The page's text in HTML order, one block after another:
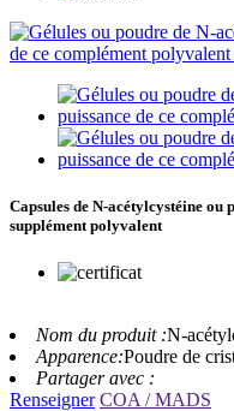
Capsules de N-acétylcystéine ou
supplément polyvalent
Nom du produit :N-
Apparence:Poudre de
Partager avec :
Renseigner COA / MADS